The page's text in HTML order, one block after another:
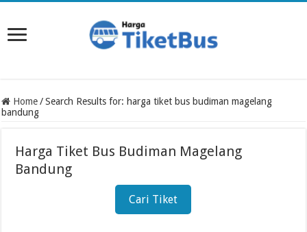
Home / Search Results for: harga tiket bus budiman magelang
bandung
Harga Tiket Bus Budiman Magelang
Bandung
Cari Tiket